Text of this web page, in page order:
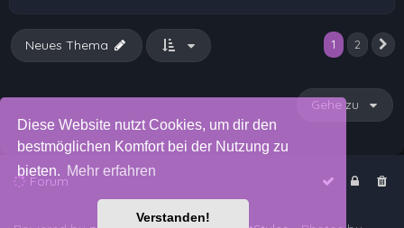
Diese Website nutzt Cookies, um dir den
bestmöglichen Komfort bei der Nutzung zu
bieten. Mehr erfahren
Verstanden!
1 2
Neues Thema
Gehe zu
Forum